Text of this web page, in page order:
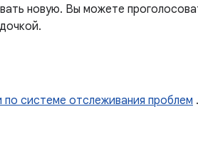
новую. Вы можете
по системе отслеживания проблем .